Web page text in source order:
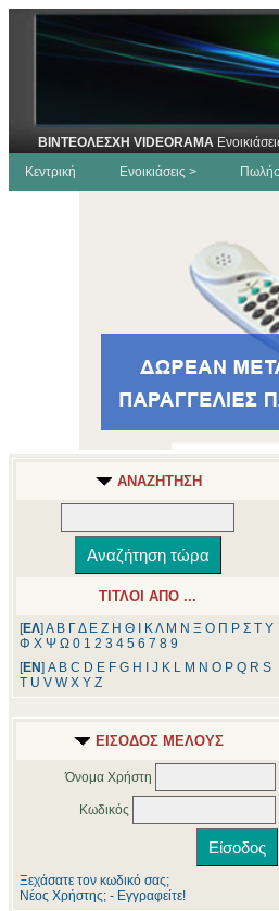
ΒΙΝΤΕΟΛΕΣΧΗ VIDEORAMA
Κεντρική
Ενοικιάσεις >
ΑΝΑΖΗΤΗΣΗ
ΤΙΤΛΟΙ ΑΠΟ ...
[ΕΛ] Α Β ΓΔ Ε Ζ Η Θ ΚΛ Μ Ν Ξ Ο Π Ρ Σ Τ Υ
Φ Χ Ψ Ω 0 1 2 3 4 5 6 7 8 9
[ΕΝ] A B C D E F G H J K L M N O P Q R S
T U V W X Y Z
ΕΙΣΟΔΟΣ ΜΕΛΟΥΣ
Όνομα Χρήστη
Κωδικός
Ξεχάσατε τον κωδικό σας;
Νέος Χρήστης; - Εγγραφείτε!